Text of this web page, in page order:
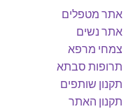
אתר מטפלים
אתר נשים
צמחי מרפא
תרופות סבתא
תקנון שותפים
תקנון האתר